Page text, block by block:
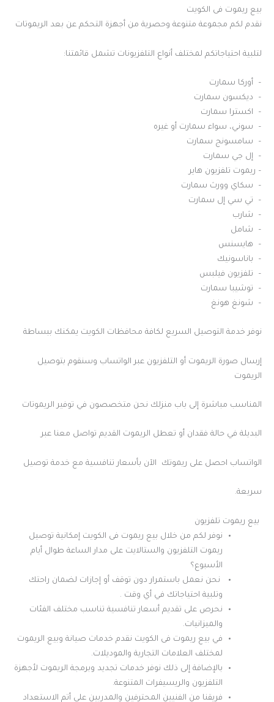
بيع ريموت فى الكويت
نقدم لكم مجموعة متنوعة وحصرية من أجهزة التحكم عن بعد الريموتات
لتلبية احتياجاتكم لمختلف أنواع التلفزيونات تشمل قائمتنا:
– أوركا سمارت
– ديكسون سمارت
– اكسترا سمارت
– سوني، سواء سمارت أو غيره
– سامسونج سمارت
– إل جي سمارت
– ريموت تلفزيون هاير
– سكاي وورث سمارت
– تي سي إل سمارت
– شارب
– شامل
– هايسنس
– باناسونيك
– تلفزيون فيلبس
– توشيبا سمارت
– شونغ هونغ
نوفر خدمة التوصيل السريع لكافة محافظات الكويت يمكنك ببساطة
إرسال صورة الريموت أو التلفزيون عبر الواتساب وسنقوم بتوصيل
الريموت
المناسب مباشرة إلى باب منزلك نحن متخصصون في توفير الريموتات
البديلة في حالة فقدان أو تعطل الريموت القديم تواصل معنا عبر
الواتساب احصل على ريموتك الآن بأسعار تنافسية مع خدمة توصيل
سريعة.
بيع ريموت تلفزيون
نوفر لكم من خلال بيع ريموت فى الكويت إمكانية توصيل
ريموت التلفزيون والستالايت على مدار الساعة طوال أيام
الأسبوع؟
نحن نعمل باستمرار دون توقف أو إجازات لضمان راحتك
وتلبية احتياجاتك في أي وقت .
نحرص على تقديم أسعار تنافسية تناسب مختلف الفئات
والميزانيات.
في بيع ريموت فى الكويت نقدم خدمات صيانة وبيع الريموت
لمختلف العلامات التجارية والموديلات.
بالإضافة إلى ذلك نوفر خدمات تجديد وبرمجة الريموت لأجهزة
التلفزيون والريسيفرات المتنوعة.
فريقنا من الفنيين المحترفين والمدربين على أتم الاستعداد